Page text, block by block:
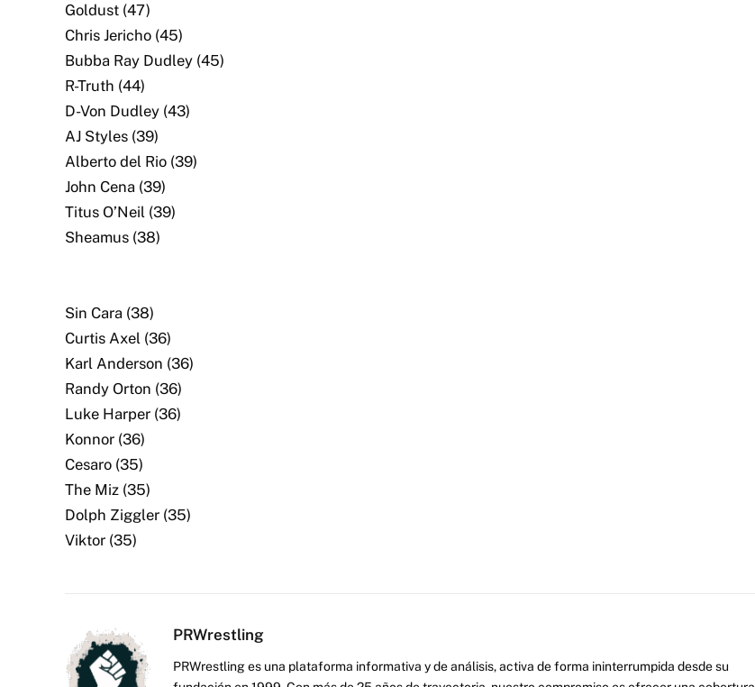
Goldust (47)
Chris Jericho (45)
Bubba Ray Dudley (45)
R-Truth (44)
D-Von Dudley (43)
AJ Styles (39)
Alberto del Rio (39)
John Cena (39)
Titus O’Neil (39)
Sheamus (38)
Sin Cara (38)
Curtis Axel (36)
Karl Anderson (36)
Randy Orton (36)
Luke Harper (36)
Konnor (36)
Cesaro (35)
The Miz (35)
Dolph Ziggler (35)
Viktor (35)
PRWrestling
PRWrestling es una plataforma informativa y de análisis, activa de forma ininterrumpida desde su